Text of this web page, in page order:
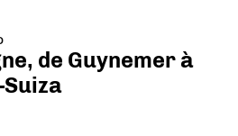
de Guynemer à